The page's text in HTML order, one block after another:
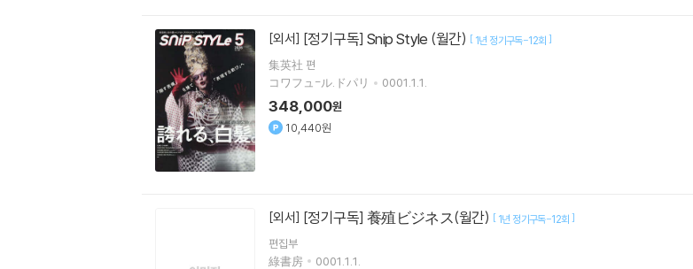
[외서] [정기구독] Snip Style (월간) [ 1년 정기구독-12회 ]
集英社 편
コワフュ-ル.ドパリ
0001.1.1.
348,000원
10,440원
[외서] [정기구독] 養殖ビジネス(월간) [ 1년 정기구독-12회 ]
편집부
綠書房
0001.1.1.